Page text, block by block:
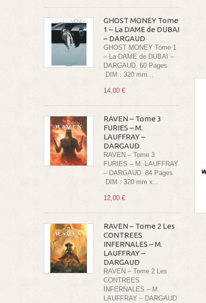
GHOST MONEY Tome
1 – La DAME de DUBAI
– DARGAUD
GHOST MONEY Tome 1
– La DAME de DUBAI –
DARGAUD 60 Pages
DIM : 320 mm...
14,00 €
RAVEN – Tome 3
FURIES – M.
LAUFFRAY –
DARGAUD
RAVEN – Tome 3
FURIES – M. LAUFFRAY
– DARGAUD 84 Pages
DIM : 320 mm x...
12,00 €
RAVEN – Tome 2 Les
CONTREES
INFERNALES – M.
LAUFFRAY –
DARGAUD
RAVEN – Tome 2 Les
CONTREES
INFERNALES – M.
LAUFFRAY – DARGAUD